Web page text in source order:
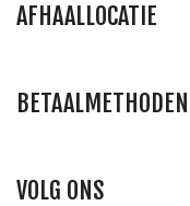
AFHAALLOCATIE
BETAALMETHODEN
VOLG ONS